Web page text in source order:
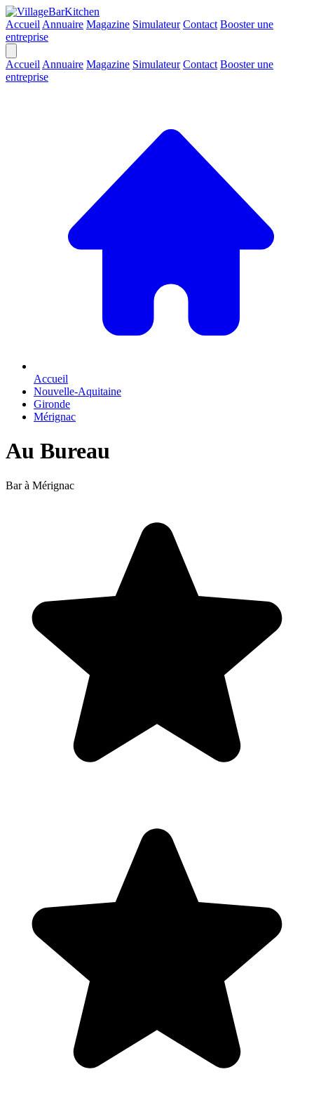
Accueil Annuaire Magazine Simulateur Contact Booster une
entreprise
Accueil Annuaire Magazine Simulateur Contact Booster une
entreprise
Accueil
Nouvelle-Aquitaine
Gironde
Mérignac
Au Bureau
Bar à Mérignac